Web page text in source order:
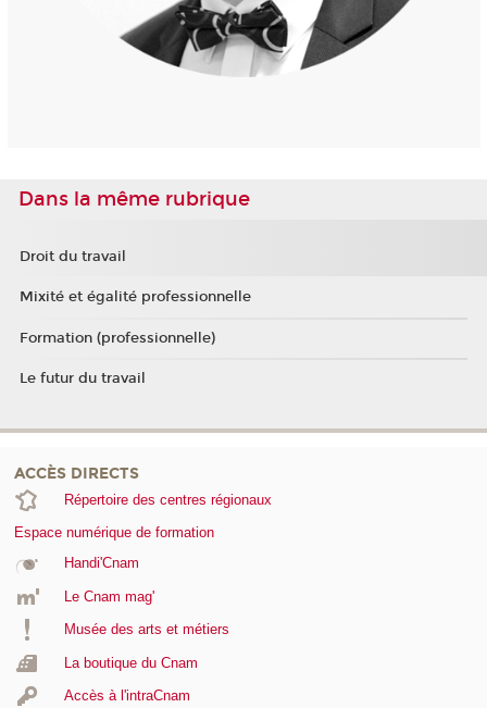
Dans la même rubrique
Droit du travail
Mixité et égalité professionnelle
Formation (professionnelle)
Le futur du travail
ACCÈS DIRECTS
Répertoire des centres régionaux
Espace numérique de formation
Handi'Cnam
Le Cnam mag'
Musée des arts et métiers
La boutique du Cnam
Accès à l'intraCnam